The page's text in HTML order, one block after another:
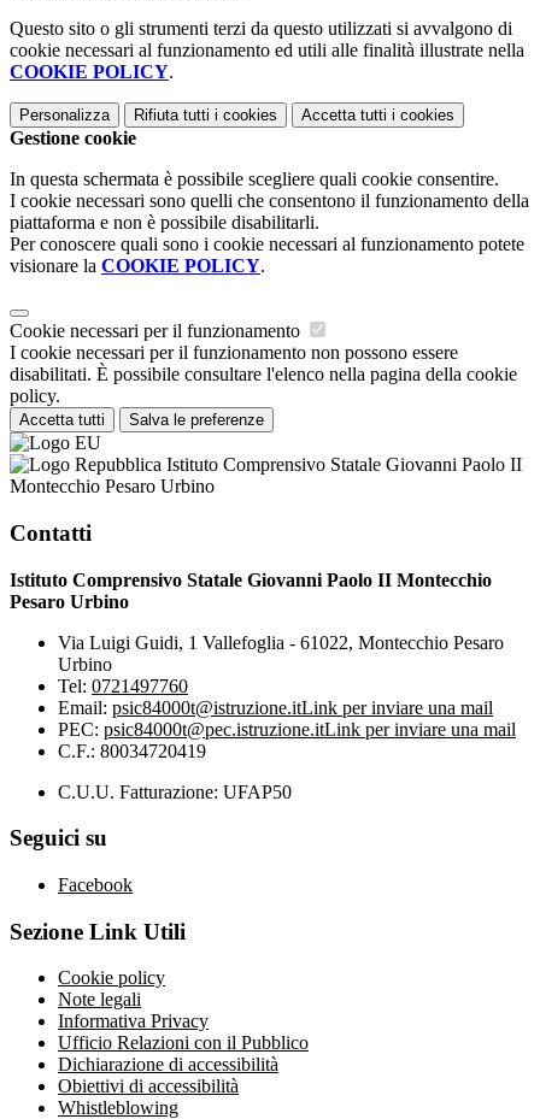
Questo sito o gli strumenti terzi da questo utilizzati si avvalgono di
cookie necessari al funzionamento ed utili alle finalità illustrate nella
COOKIE POLICY.
Personalizza Rifiuta tutti i cookies Accetta tutti i cookies
Gestione cookie
In questa schermata è possibile scegliere quali cookie consentire.
I cookie necessari sono quelli che consentono il funzionamento della
piattaforma e non è possibile disabilitarli.
Per conoscere quali sono i cookie necessari al funzionamento potete
visionare la COOKIE POLICY.
Cookie necessari per il funzionamento
I cookie necessari per il funzionamento non possono essere
disabilitati. È possibile consultare l'elenco nella pagina della cookie
policy.
Accetta tutti Salva le preferenze
Istituto Comprensivo Statale Giovanni Paolo II
Montecchio Pesaro Urbino
Contatti
Istituto Comprensivo Statale Giovanni Paolo II Montecchio
Pesaro Urbino
Via Luigi Guidi, 1 Vallefoglia - 61022, Montecchio Pesaro
Urbino
Tel: 0721497760
Email: psic84000t@istruzione.itLink per inviare una mail
PEC: psic84000t@pec.istruzione.itLink per inviare una mail
C.F.: 80034720419
C.U.U. Fatturazione: UFAP50
Seguici su
Facebook
Sezione Link Utili
Cookie policy
Note legali
Informativa Privacy
Ufficio Relazioni con il Pubblico
Dichiarazione di accessibilità
Obiettivi di accessibilità
Whistleblowing